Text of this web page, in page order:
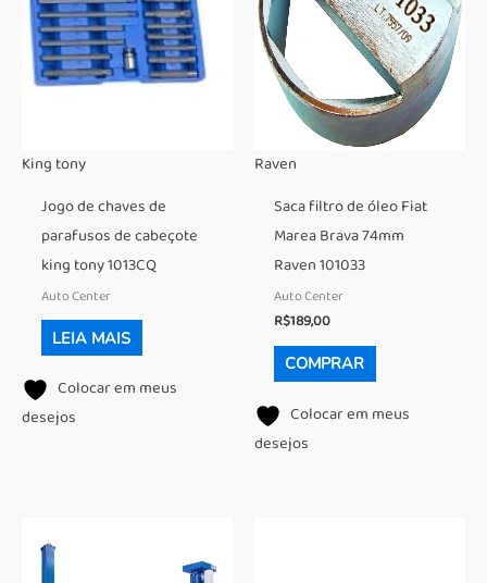
King tony
Jogo de chaves de
parafusos de cabeçote
king tony 1013CQ
Auto Center
LEIA MAIS
Colocar em meus
desejos
Raven
Saca filtro de óleo Fiat
Marea Brava 74mm
Raven 101033
Auto Center
R$189,00
COMPRAR
Colocar em meus
desejos